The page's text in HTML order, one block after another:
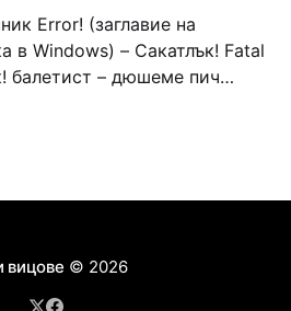
на
– Сакатлък! Fatal
рахатлък Cancel –
дявола – дур базик шаркан бабана сакатлък Двама
вицове © 2026